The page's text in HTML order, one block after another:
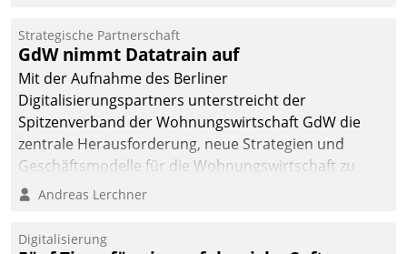
Unternehmen.
Strategische Partnerschaft
GdW nimmt Datatrain auf
Mit der Aufnahme des Berliner
Digitalisierungspartners unterstreicht der
Spitzenverband der Wohnungswirtschaft GdW die
zentrale Herausforderung, neue Strategien und
Geschäftsmodelle für die Wohnungswirtschaft zu
entwickeln.
Andreas Lerchner
Digitalisierung